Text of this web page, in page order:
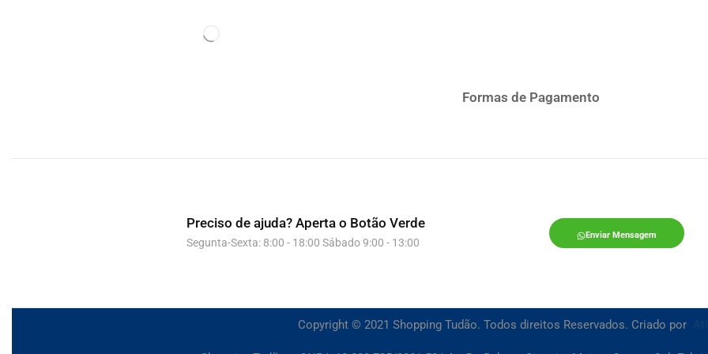
Formas de Pagamento
Preciso de ajuda? Aperta o Botão Verde
Segunta-Sexta: 8:00 - 18:00 Sábado 9:00 - 13:00
Enviar Mensagem
Copyright © 2021 Shopping Tudão. Todos direitos Reservados. Criado por